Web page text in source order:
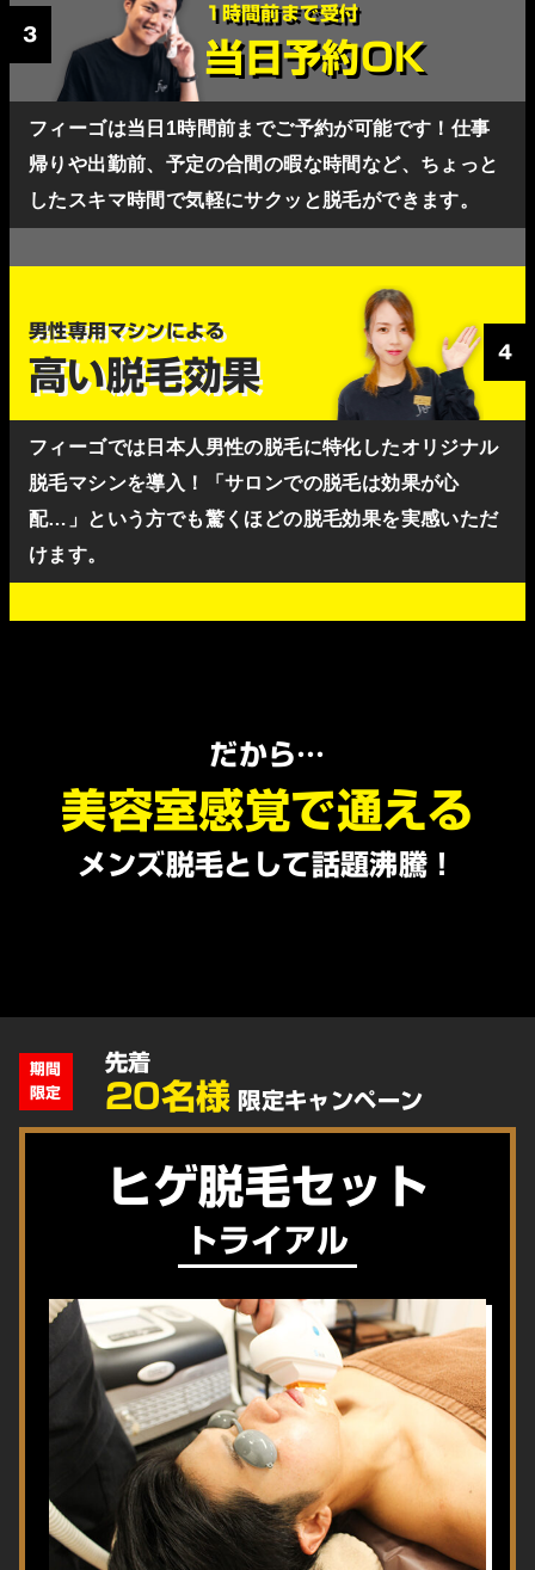
3
1時間前まで受付
当日予約OK
フィーゴは当日1時間前までご予約が可能です！仕事
帰りや出勤前、予定の合間の暇な時間など、ちょっと
したスキマ時間で気軽にサクッと脱毛ができます。
男性専用マシンによる
高い脱毛効果
4
フィーゴでは日本人男性の脱毛に特化したオリジナル
脱毛マシンを導入！「サロンでの脱毛は効果が心
配…」という方でも驚くほどの脱毛効果を実感いただ
けます。
だから…
美容室感覚で通える
メンズ脱毛として話題沸騰！
期間
限定
先着
20名様 限定キャンペーン
ヒゲ脱毛セット
トライアル